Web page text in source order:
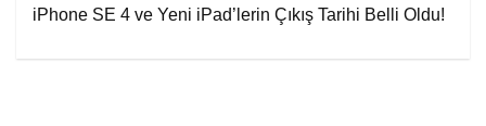
iPhone SE 4 ve Yeni iPad’lerin Çıkış Tarihi Belli Oldu!